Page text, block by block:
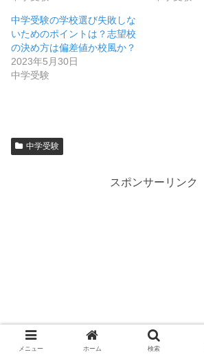
中学受験の学校選び失敗しな
いためのポイントは？志望校
の決め方は偏差値か校風か？
2023年5月30日
中学受験
中学受験
スポンサーリンク
メニュー ホーム 検索